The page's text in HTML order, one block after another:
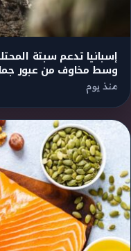
إسبانيا تدعم سبتة
وسط مخاوف من عبور
منذ يوم